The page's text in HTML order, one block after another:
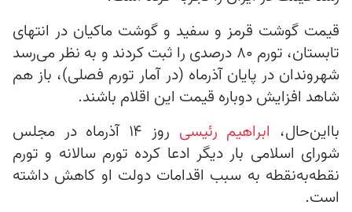
قیمت گوشت قرمز و سفید و گوشت ماکیان در انتهای
تابستان، تورم ۸۰ درصدی را ثبت کردند و به نظر می‌رسد
شهروندان در پایان آذرماه (در آمار تورم فصلی)، باز هم
شاهد افزایش دوباره قیمت این اقلام باشند.
با‌این‌حال، ابراهیم رئیسی
روز ۱۴ آذرماه در مجلس
شورای اسلامی بار دیگر ادعا کرده تورم سالانه و تورم
نقطه‌به‌نقطه به سبب اقدامات دولت او کاهش داشته
است.